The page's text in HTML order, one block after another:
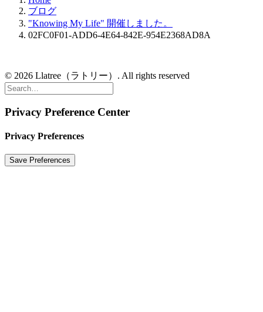
ブログ
"Knowing My Life" 開催しました。
02FC0F01-ADD6-4E64-842E-954E2368AD8A
© 2026 Llatree（ラトリー）. All rights reserved
Privacy Preference Center
Privacy Preferences